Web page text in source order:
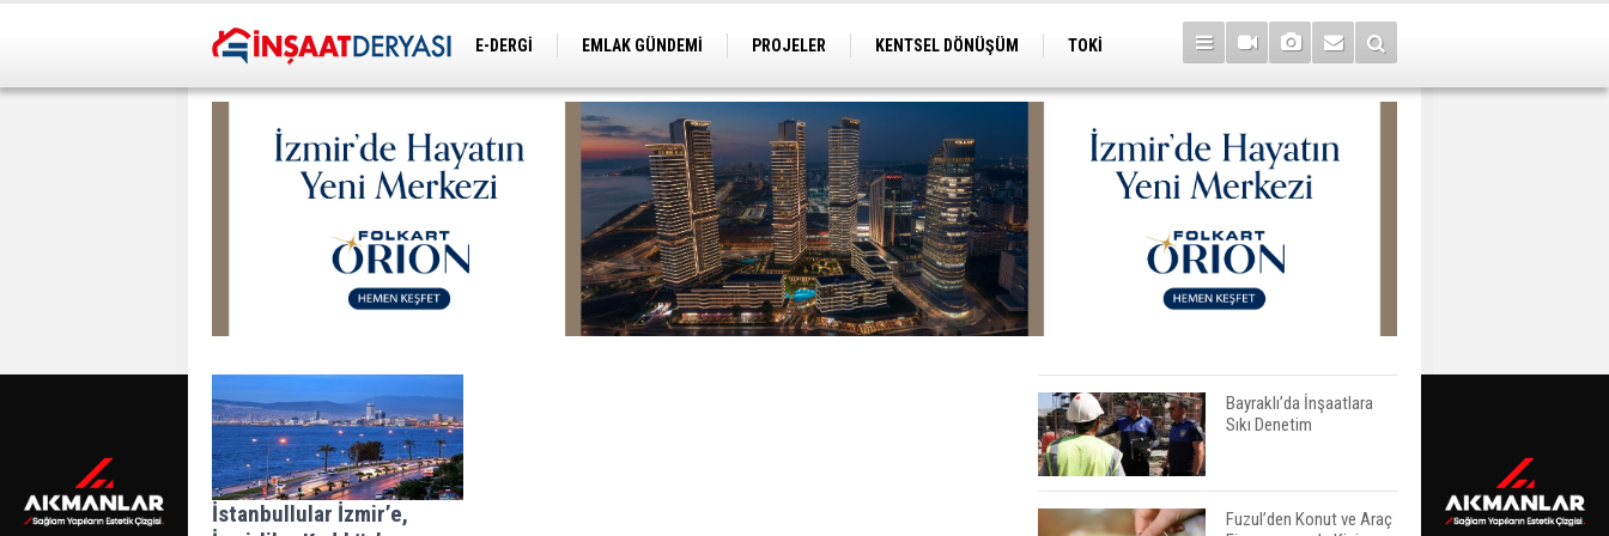
E-DERGİ EMLAK GÜNDEMİ PROJELER KENTSEL DÖNÜŞÜM
TOKİ
İstanbullular İzmir’e,
Bayraklı’da İnşaatlara
Sıkı Denetim
Fuzul’den Konut ve Araç